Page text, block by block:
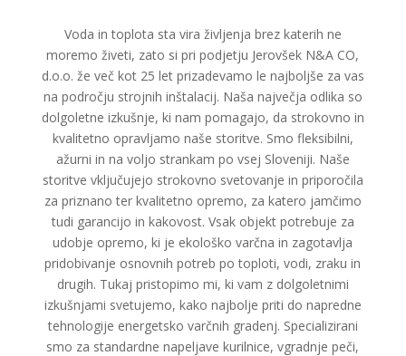
Voda in toplota sta vira življenja brez katerih ne
moremo živeti, zato si pri podjetju Jerovšek N&A CO,
d.o.o. že več kot 25 let prizadevamo le najboljše za vas
na področju strojnih inštalacij. Naša največja odlika so
dolgoletne izkušnje, ki nam pomagajo, da strokovno in
kvalitetno opravljamo naše storitve. Smo fleksibilni,
ažurni in na voljo strankam po vsej Sloveniji. Naše
storitve vključujejo strokovno svetovanje in priporočila
za priznano ter kvalitetno opremo, za katero jamčimo
tudi garancijo in kakovost. Vsak objekt potrebuje za
udobje opremo, ki je ekološko varčna in zagotavlja
pridobivanje osnovnih potreb po toploti, vodi, zraku in
drugih. Tukaj pristopimo mi, ki vam z dolgoletnimi
izkušnjami svetujemo, kako najbolje priti do napredne
tehnologije energetsko varčnih gradenj. Specializirani
smo za standardne napeljave kurilnice, vgradnje peči,